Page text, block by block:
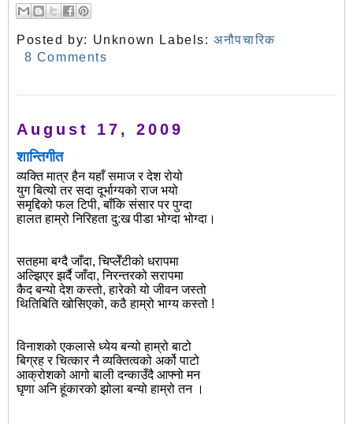
Posted by: Unknown Labels:अनौपचारिक
8 Comments
August 17, 2009
शान्तिगीत
व्यक्ति मात्र हैन यहाँ समाज र देश रोयो
युग बित्यो तर सदा दूर्भाग्यको राज भयो
समृद्दिको फल टिपी, बाँकि संसार पर पुग्दा
हालत हाम्रो निरिहता दु:ख पीडा भोग्दा भोग्दा।
सतहमा बग्दै जाँदा, चिप्लेँटीको धरापमा
अल्झिएर झर्दै जाँदा, निरन्तरको सरापमा
कैद बन्यो देश कस्तो, हारेको यो जीवन जस्तो
थितिबिति खोसिएको, कठै हाम्रो भाग्य कस्तो !
विनाशको एकलासे ध्येय बन्यो हाम्रो बाटो
बिग्रह र चित्कार नै व्यक्तित्वको अर्को पाटो
आक्रोशको आगो बाली दन्काउँदै आफ्नो मन
घृणा अनि हूंकारको झोला बन्यो हाम्रो तन ।